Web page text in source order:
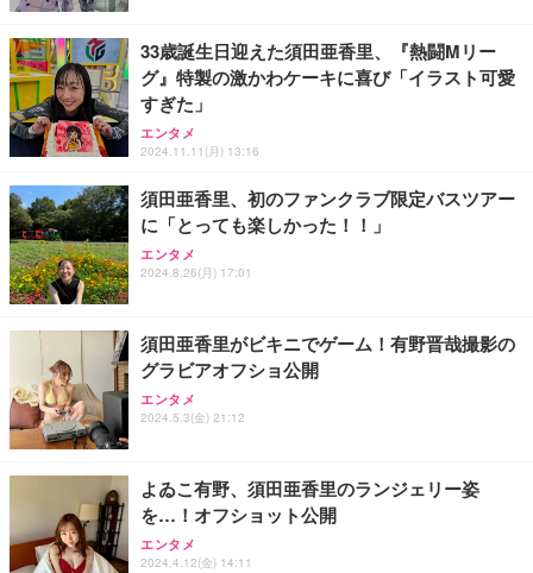
務用 おしゃれ パソコンチェア (ホワイト)
ANDWINT オフィスチェア デスクチェア 肘なし メ
ッシュ 通気性 ランバーサポート付き 腰サポート ガ
ス圧無段階昇降 360度回転 キャスター付き コンパク
ト 幅52×奥行58.5×高さ84～96cm テレワーク 在宅
￥4,139
【MiniLED/24.5inch/280Hz/FHD】GRAPHT THE S
HOOTER Gaming Monitor 24” Essential ゲーミン
グモニター QD 24.5インチ 1ms FHD 量子ドット 残
像低減 (3年保証 | 輝点保証 | 日本メーカー)
￥34,980
アイリスオーヤマ ペットシーツ 超厚型 お徳用 レギ
ュラー 200枚入【Amazon.co.jp限定】
￥3,731
33歳誕生日迎えた須田亜香里、『熱闘Mリー
グ』特製の激かわケーキに喜び「イラスト可愛
すぎた」
エンタメ
2024.11.11(月) 13:16
須田亜香里、初のファンクラブ限定バスツアー
に「とっても楽しかった！！」
エンタメ
2024.8.26(月) 17:01
須田亜香里がビキニでゲーム！有野晋哉撮影の
グラビアオフショ公開
エンタメ
2024.5.3(金) 21:12
よゐこ有野、須田亜香里のランジェリー姿
を…！オフショット公開
エンタメ
2024.4.12(金) 14:11